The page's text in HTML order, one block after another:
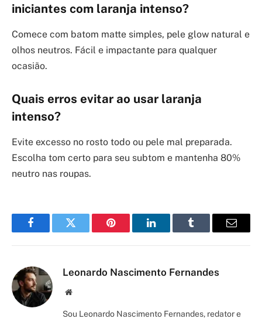
iniciantes com laranja intenso?
Comece com batom matte simples, pele glow natural e
olhos neutros. Fácil e impactante para qualquer
ocasião.
Quais erros evitar ao usar laranja
intenso?
Evite excesso no rosto todo ou pele mal preparada.
Escolha tom certo para seu subtom e mantenha 80%
neutro nas roupas.
FacebookTwitter Pinterest LinkedInTumblr Email
Leonardo Nascimento Fernandes
Site/Blog
Sou Leonardo Nascimento Fernandes, redator e